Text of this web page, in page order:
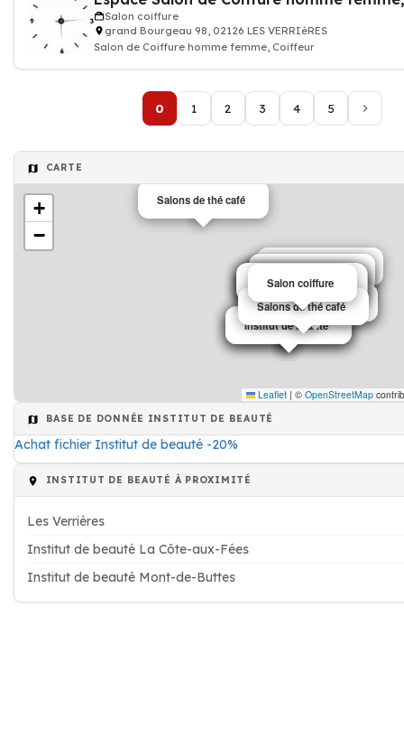
Salon coiffure
grand Bourgeau 98, 02126 LES VERRIèRES
Salon de Coiffure homme femme, Coiffeur
0 1 2 3 4 5
CARTE
Institut de beauté
Institut de beauté
Café
Restaurant
Institut de beauté
Administration
Institut de beauté
Institut de beauté
Institut de beauté
Salons de thé café
Institut de beauté
Institut de beauté
Salons de thé café
Salons de thé café
Salons de thé café
Salons de thé café
Salons de thé café
Salon coiffure
+
−
Leaflet | © OpenStreetMap
BASE DE DONNÉE INSTITUT DE BEAUTÉ
Achat fichier Institut de beauté -20%
INSTITUT DE BEAUTÉ À PROXIMITÉ
Les Verrières
Institut de beauté La Côte-aux-Fées
Institut de beauté Mont-de-Buttes